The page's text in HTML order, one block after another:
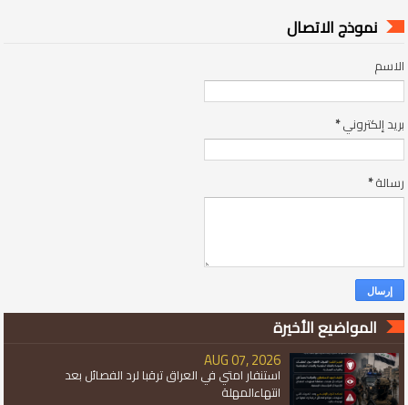
نموذج الاتصال
الاسم
بريد إلكتروني*
رسالة*
المواضيع الأخيرة
AUG 07, 2026
استنفار امتي في العراق ترقبا لرد الفصائل بعد
انتهاءالمهلة